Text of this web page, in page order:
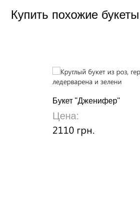
Купить похожие
Букет "Дженифер"
Цена:
2110 грн.